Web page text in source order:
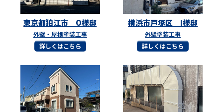
東京都狛江市 O様邸
外壁・屋根塗装工事
詳しくはこちら
横浜市戸塚区 I様邸
外壁塗装工事
詳しくはこちら